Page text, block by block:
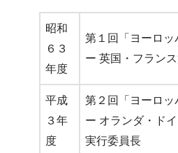
昭和
６３
年度
第１回「ヨーロ
ー 英国・フラン
平成
３年
度
第２回「ヨーロ
ー オランダ・ド
実行委員長